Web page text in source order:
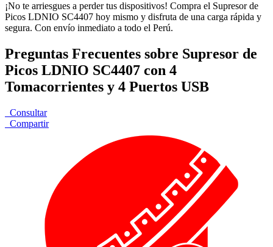
¡No te arriesgues a perder tus dispositivos! Compra el Supresor de
Picos LDNIO SC4407 hoy mismo y disfruta de una carga rápida y
segura. Con envío inmediato a todo el Perú.
Preguntas Frecuentes sobre Supresor de
Picos LDNIO SC4407 con 4
Tomacorrientes y 4 Puertos USB
Consultar
Compartir